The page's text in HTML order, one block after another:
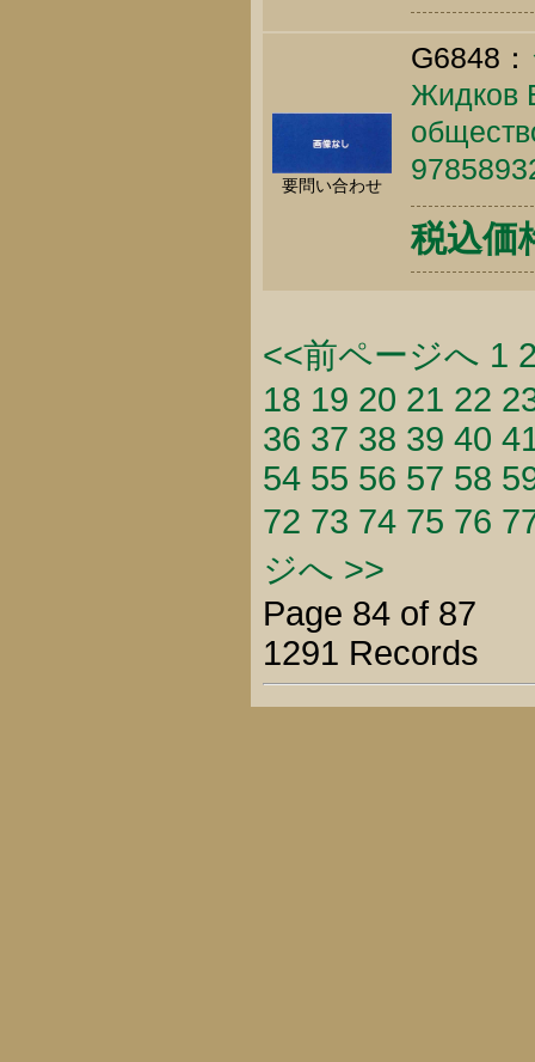
要問い合わせ
G6848：
Жидков
税込価
<<前ページへ 1
18 19 20 21 22
36 37 38 39 40
54 55 56 57 58
72 73 74 75 76
ジへ >>
Page 84 of 87
1291 Records